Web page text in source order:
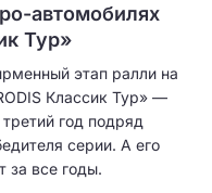
автомобилях
Тур»
этап ралли на
Классик Тур» —
год подряд
серии. А его
за все годы.